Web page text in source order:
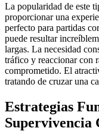
La popularidad de este
proporcionar una
perfecto para partidas
puede resultar
largas. La necesidad
tráfico y reaccionar con
comprometido. El
tratando de cruzar una
Estrategias
Supervivencia